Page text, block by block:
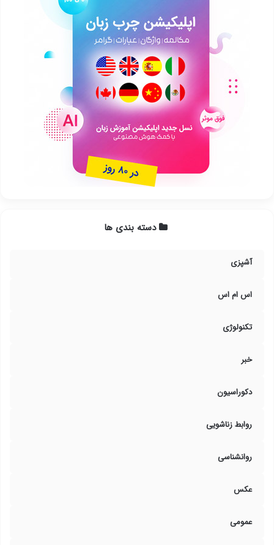
دسته بندی ها
آشپزی
اس ام اس
تکنولوژی
خبر
دکوراسیون
روابط زناشویی
روانشناسی
عکس
عمومی